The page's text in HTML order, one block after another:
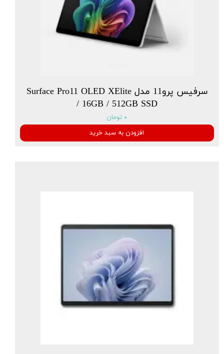
سرفیس پرو11 مدل Surface Pro11 OLED XElite
/ 16GB / 512GB SSD
۰ تومان
افزودن به سبد خرید